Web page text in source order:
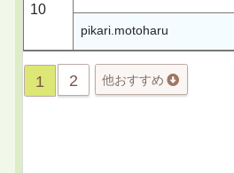
10
pikari.motoharu
1 2 他おすすめ